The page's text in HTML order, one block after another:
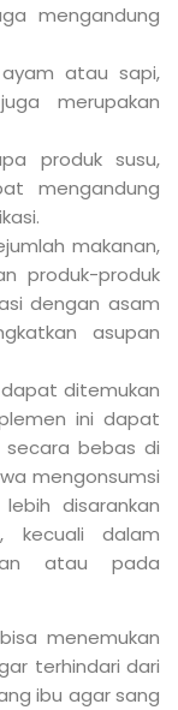
mengandung
atau sapi,
merupakan
produk susu,
mengandung
makanan,
produk-produk
dengan asam
asupan
ditemukan
ini dapat
bebas di
mengonsumsi
disarankan
kecuali dalam
atau pada
menemukan
terhindari dari
ibu agar sang